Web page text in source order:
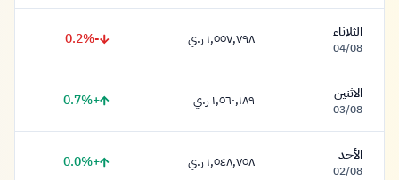
الثلاثاء
04/08 ١,٥٥٧,٧٩٨ ريال
١,٥٥٧,٧٩٨ ر.ي -0.2%
الاثنين
03/08 ١,٥٦٠,١٨٩ ريال
١,٥٦٠,١٨٩ ر.ي +0.7%
الأحد
02/08 ١,٥٤٨,٧٥٨ ريال
١,٥٤٨,٧٥٨ ر.ي +0.0%